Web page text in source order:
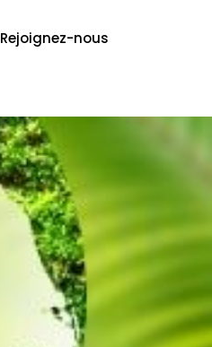
Rejoignez-nous